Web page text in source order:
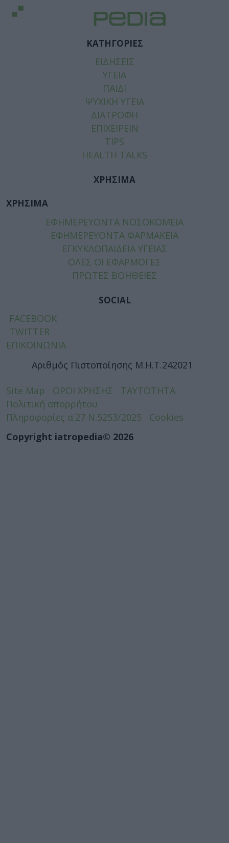
ΚΑΤΗΓΟΡΙΕΣ
ΕΙΔΗΣΕΙΣ
ΥΓΕΙΑ
ΠΑΙΔΙ
ΨΥΧΙΚΗ ΥΓΕΙΑ
ΔΙΑΤΡΟΦΗ
ΕΠΙΧΕΙΡΕΙΝ
TIPS
HEALTH TALKS
ΧΡΗΣΙΜΑ
ΧΡΗΣΙΜΑ
ΕΦΗΜΕΡΕΥΟΝΤΑ ΝΟΣΟΚΟΜΕΙΑ
ΕΦΗΜΕΡΕΥΟΝΤΑ ΦΑΡΜΑΚΕΙΑ
ΕΓΚΥΚΛΟΠΑΙΔΕΙΑ ΥΓΕΙΑΣ
ΟΛΕΣ ΟΙ ΕΦΑΡΜΟΓΕΣ
ΠΡΩΤΕΣ ΒΟΗΘΕΙΕΣ
SOCIAL
FACEBOOK
TWITTER
ΕΠΙΚΟΙΝΩΝΙΑ
Αριθμός Πιστοποίησης Μ.Η.Τ.242021
Site Map ΟΡΟΙ ΧΡΗΣΗΣ
ΤΑΥΤΟΤΗΤΑ
Πολιτική απορρήτου
Πληροφορίες α.27 Ν.5253/2025
Cookies
Copyright iatropedia© 2026